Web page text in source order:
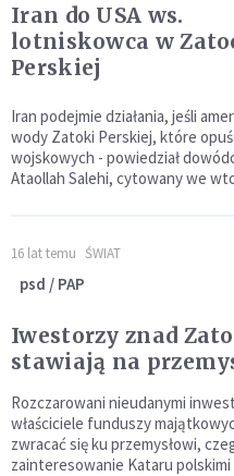
Iran do USA ws.
lotniskowca w
Perskiej
Iran podejmie działania, jeśli
wody Zatoki Perskiej, które
wojskowych - powiedział
Ataollah Salehi, cytowany we
16 lat temu ŚWIAT
psd / PAP
Iwestorzy znad
stawiają na
Rozczarowani nieudanymi
właściciele funduszy
zwracać się ku przemysłowi,
zainteresowanie Kataru